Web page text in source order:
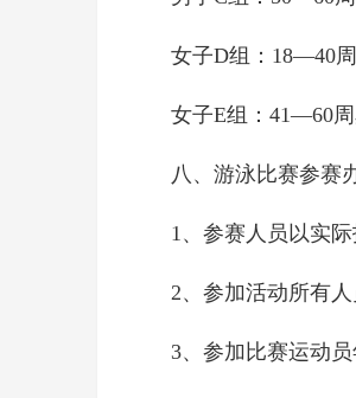
女子D组：18—40周
女子E组：41—60周
八、游泳比赛参赛
1、参赛人员以实际
2、参加活动所有
3、参加比赛运动员